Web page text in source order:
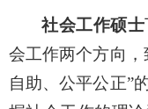
社会工作硕士
会工作两个方向
自助、公平公正”